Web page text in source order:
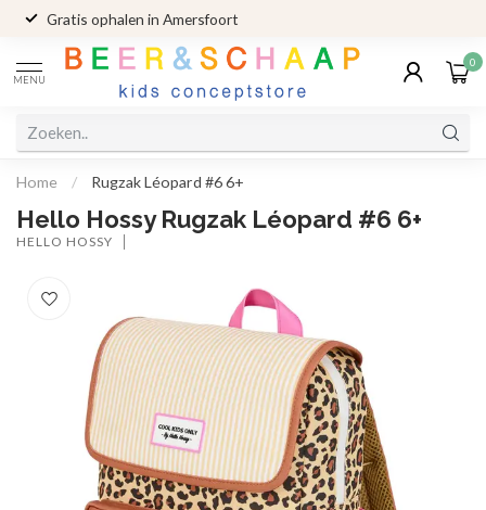
Gratis ophalen in Amersfoort
MENU
0
Home / Rugzak Léopard #6 6+
Hello Hossy Rugzak Léopard #6 6+
HELLO HOSSY